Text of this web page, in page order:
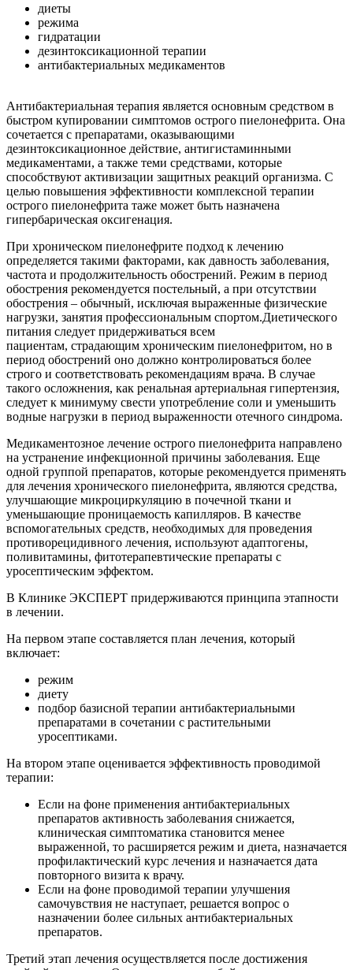
диеты
режима
гидратации
дезинтоксикационной терапии
антибактериальных медикаментов
Антибактериальная терапия является основным средством в
быстром купировании симптомов острого пиелонефрита. Она
сочетается с препаратами, оказывающими
дезинтоксикационное действие, антигистаминными
медикаментами, а также теми средствами, которые
способствуют активизации защитных реакций организма. С
целью повышения эффективности комплексной терапии
острого пиелонефрита таже может быть назначена
гипербарическая оксигенация.
При хроническом пиелонефрите подход к лечению
определяется такими факторами, как давность заболевания,
частота и продолжительность обострений. Режим в период
обострения рекомендуется постельный, а при отсутствии
обострения – обычный, исключая выраженные физические
нагрузки, занятия профессиональным спортом.Диетического
питания следует придерживаться всем
пациентам, страдающим хроническим пиелонефритом, но в
период обострений оно должно контролироваться более
строго и соответствовать рекомендациям врача. В случае
такого осложнения, как ренальная артериальная гипертензия,
следует к минимуму свести употребление соли и уменьшить
водные нагрузки в период выраженности отечного синдрома.
Медикаментозное лечение острого пиелонефрита направлено
на устранение инфекционной причины заболевания. Еще
одной группой препаратов, которые рекомендуется применять
для лечения хронического пиелонефрита, являются средства,
улучшающие микроциркуляцию в почечной ткани и
уменьшающие проницаемость капилляров. В качестве
вспомогательных средств, необходимых для проведения
противорецидивного лечения, используют адаптогены,
поливитамины, фитотерапевтические препараты с
уросептическим эффектом.
В Клинике ЭКСПЕРТ придерживаются принципа этапности
в лечении.
На первом этапе составляется план лечения, который
включает:
режим
диету
подбор базисной терапии антибактериальными
препаратами в сочетании с растительными
уросептиками.
На втором этапе оценивается эффективность проводимой
терапии:
Если на фоне применения антибактериальных
препаратов активность заболевания снижается,
клиническая симптоматика становится менее
выраженной, то расширяется режим и диета, назначается
профилактический курс лечения и назначается дата
повторного визита к врачу.
Если на фоне проводимой терапии улучшения
самочувствия не наступает, решается вопрос о
назначении более сильных антибактериальных
препаратов.
Третий этап лечения осуществляется после достижения